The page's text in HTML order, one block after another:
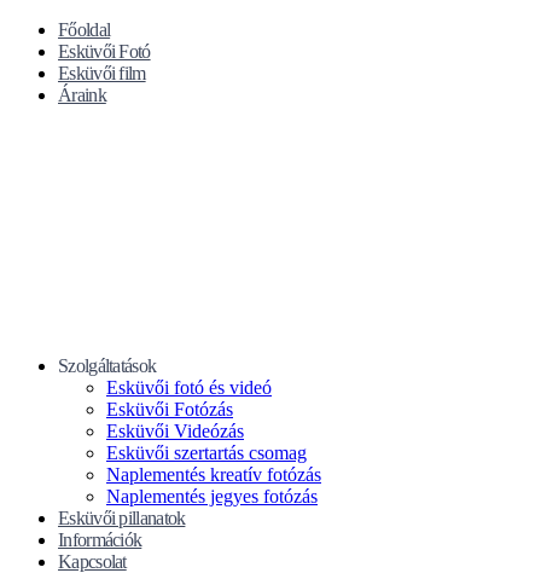
Főoldal
Esküvői Fotó
Esküvői film
Áraink
Szolgáltatások
Esküvői fotó és videó
Esküvői Fotózás
Esküvői Videózás
Esküvői szertartás csomag
Naplementés kreatív fotózás
Naplementés jegyes fotózás
Esküvői pillanatok
Információk
Kapcsolat